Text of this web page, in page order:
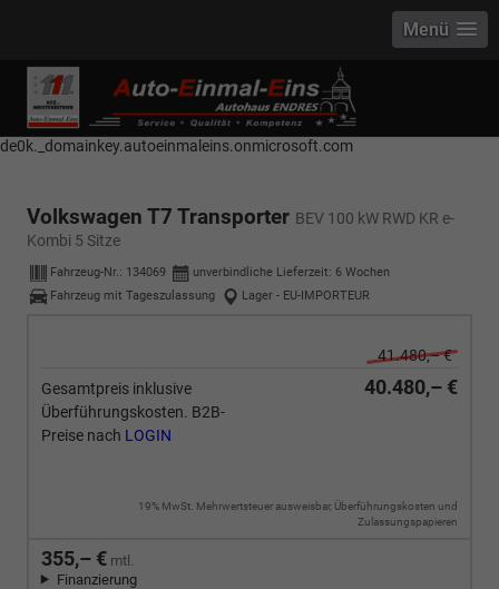
------------ Host Name : selector1._domainkey Points to address or value:
selector1-aee-de0k._domainkey.autoeinmaleins.onmicrosoft.com Host
Name : selector2._domainkey Points to address or value: selector2-aee-
de0k._domainkey.autoeinmaleins.onmicrosoft.com
Menü
Volkswagen T7 Transporter BEV 100 kW RWD KR e-
Kombi 5 Sitze
Fahrzeug-Nr.: 134069 unverbindliche Lieferzeit: 6 Wochen
Fahrzeug mit Tageszulassung
Lager - EU-IMPORTEUR
41.480,– €
Gesamtpreis inklusive
Überführungskosten. B2B-
Preise nach LOGIN
40.480,– €
19% MwSt. Mehrwertsteuer ausweisbar, Überführungskosten und
Zulassungspapieren
355,– € mtl.
Finanzierung